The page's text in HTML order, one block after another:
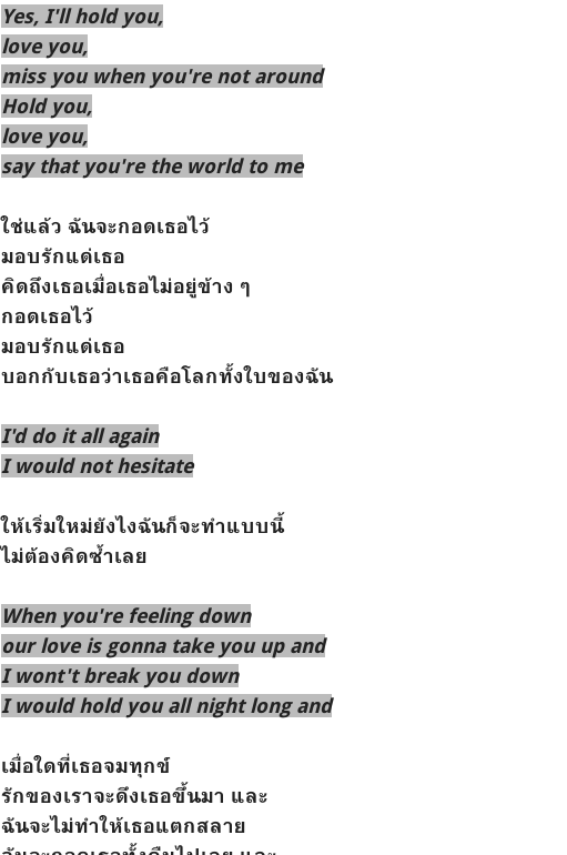
Yes, I'll hold you,
love you,
miss you when you're not around
Hold you,
love you,
say that you're the world to me
ใช่แล้ว ฉันจะกอดเธอไว้
มอบรักแด่เธอ
คิดถึงเธอเมื่อเธอไม่อยู่ข้าง ๆ
กอดเธอไว้
มอบรักแด่เธอ
บอกกับเธอว่าเธอคือโลกทั้งใบของฉัน
I'd do it all again
I would not hesitate
ให้เริ่มใหม่ยังไงฉันก็จะทำแบบนี้
ไม่ต้องคิดซ้ำเลย
When you're feeling down
our love is gonna take you up and
I wont't break you down
I would hold you all night long and
เมื่อใดที่เธอจมทุกข์
รักของเราจะดึงเธอขึ้นมา และ
ฉันจะไม่ทำให้เธอแตกสลาย